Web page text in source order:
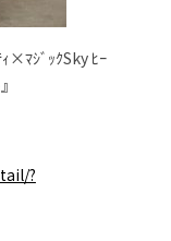
ｨ×ﾏｼﾞｯｸSky ﾋｰ
?